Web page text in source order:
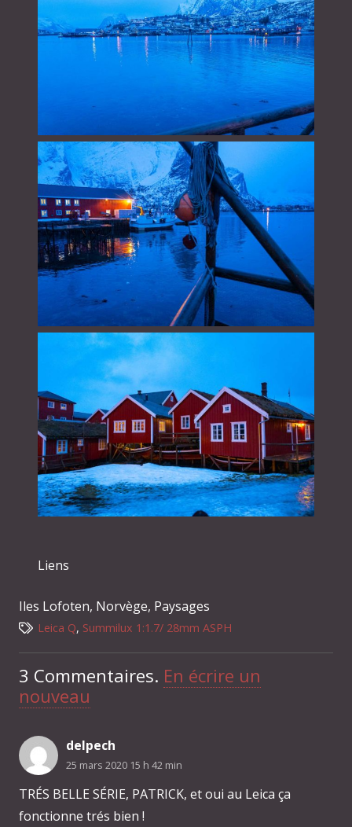
Liens
Iles Lofoten, Norvège, Paysages
Leica Q, Summilux 1:1.7/ 28mm ASPH
3 Commentaires. En écrire un
nouveau
delpech
25 mars 2020 15 h 42 min
TRÉS BELLE SÉRIE, PATRICK, et oui au Leica ça
fonctionne trés bien !